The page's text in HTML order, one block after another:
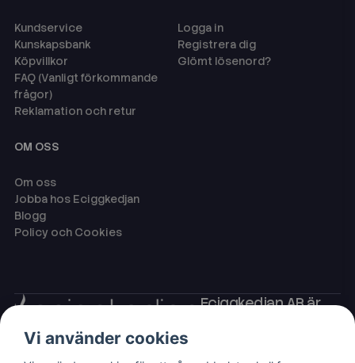
Kundservice
Kunskapsbank
Köpvillkor
FAQ (Vanligt förkommande
frågor)
Reklamation och retur
Logga in
Registrera dig
Glömt lösenord?
OM OSS
Om oss
Jobba hos Eciggkedjan
Blogg
Policy och Cookies
Eciggkedjan AB är
som engångsvape,
Vi använder cookies